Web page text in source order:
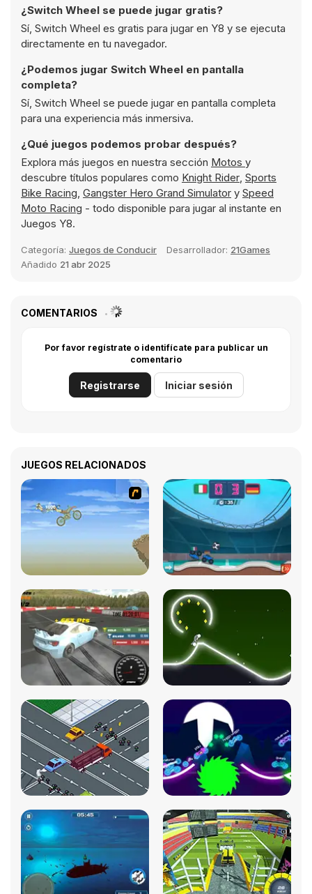
¿Switch Wheel se puede jugar gratis?
Sí, Switch Wheel es gratis para jugar en Y8 y se ejecuta
directamente en tu navegador.
¿Podemos jugar Switch Wheel en pantalla
completa?
Sí, Switch Wheel se puede jugar en pantalla completa
para una experiencia más inmersiva.
¿Qué juegos podemos probar después?
Explora más juegos en nuestra sección Motos y
descubre títulos populares como Knight Rider, Sports
Bike Racing, Gangster Hero Grand Simulator y Speed
Moto Racing - todo disponible para jugar al instante en
Juegos Y8.
Categoría: Juegos de Conducir Desarrollador: 21Games
Añadido 21 abr 2025
COMENTARIOS
Por favor regístrate o identifícate para publicar un
comentario
Registrarse Iniciar sesión
JUEGOS RELACIONADOS